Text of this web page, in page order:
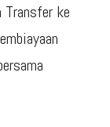
Transfer ke